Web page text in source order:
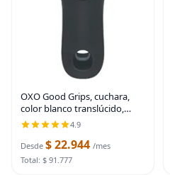
OXO Good Grips, cuchara,
color blanco translúcido,
Blanco translúcido
4.9
Desde $ 22.944 /mes
Total: $ 91.777